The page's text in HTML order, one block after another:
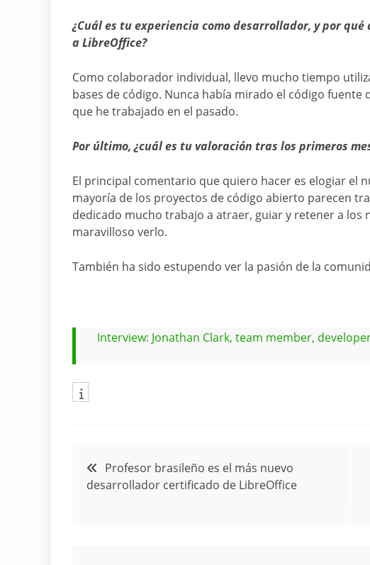
¿Cuál es tu experiencia como desarrollador, y por
a LibreOffice?
Como colaborador individual, llevo mucho tiempo
bases de código. Nunca había mirado el código
que he trabajado en el pasado.
Por último, ¿cuál es tu valoración tras los primeros
El principal comentario que quiero hacer es elogiar el
mayoría de los proyectos de código abierto parecen
dedicado mucho trabajo a atraer, guiar y retener a los
maravilloso verlo.
También ha sido estupendo ver la pasión de la
Interview: Jonathan Clark, team member,
Navegación
de
Profesor brasileño es el más nuevo
desarrollador certificado de LibreOffice